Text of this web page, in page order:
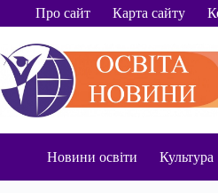
ПерейтиПро сайт Карта сайту
Новини освіти Культура